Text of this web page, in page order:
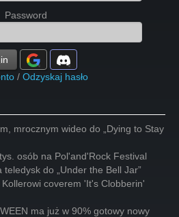
Password
/ Odzyskaj hasło
mrocznym wideo do „Dying to Stay
osób na Pol'and'Rock Festival
do „Under the Bell Jar”
coverem 'It's Clobberin'
ma już w 90% gotowy nowy